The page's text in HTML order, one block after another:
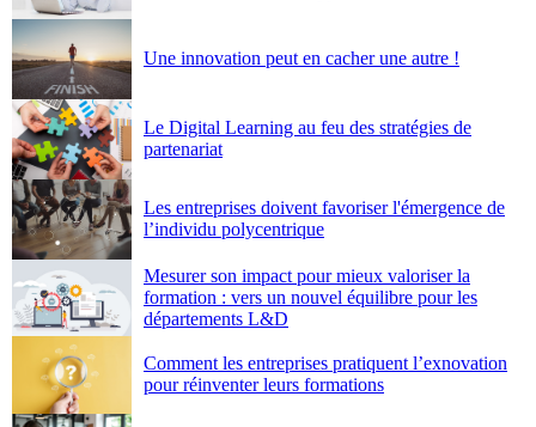
Une innovation peut en cacher une autre !
Le Digital Learning au feu des stratégies de
partenariat
Les entreprises doivent favoriser l'émergence de
l’individu polycentrique
Mesurer son impact pour mieux valoriser la
formation : vers un nouvel équilibre pour les
départements L&D
Comment les entreprises pratiquent l’exnovation
pour réinventer leurs formations